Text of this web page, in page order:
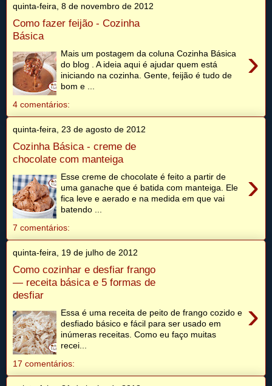
quinta-feira, 8 de novembro de 2012
Como fazer feijão - Cozinha
Básica
›
Mais um postagem da coluna Cozinha Básica
do blog . A ideia aqui é ajudar quem está
iniciando na cozinha. Gente, feijão é tudo de
bom e ...
4 comentários:
quinta-feira, 23 de agosto de 2012
Cozinha Básica - creme de
chocolate com manteiga
›
Esse creme de chocolate é feito a partir de
uma ganache que é batida com manteiga. Ele
fica leve e aerado e na medida em que vai
batendo ...
7 comentários:
quinta-feira, 19 de julho de 2012
Como cozinhar e desfiar frango
— receita básica e 5 formas de
desfiar
›
Essa é uma receita de peito de frango cozido e
desfiado básico e fácil para ser usado em
inúmeras receitas. Como eu faço muitas
recei...
17 comentários: